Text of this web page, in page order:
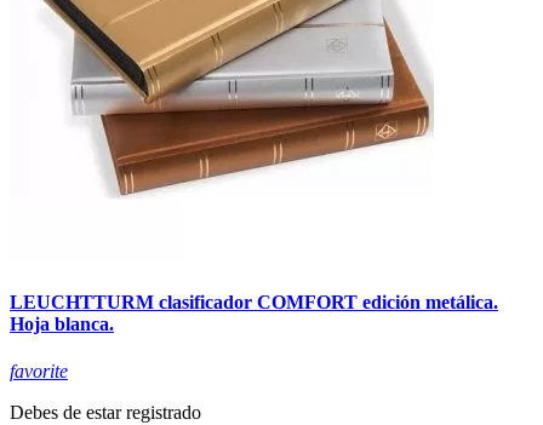
LEUCHTTURM clasificador COMFORT edición metálica.
Hoja blanca.
favorite
Debes de estar registrado